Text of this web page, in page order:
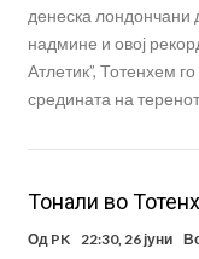
денеска лондончани
надмине и овој
Атлетик”, Тотенхем
средината на
Тонали во
Од PK 22:30, 26 јуни